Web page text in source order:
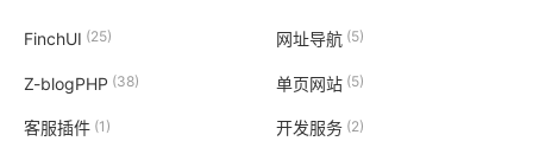
FinchUI (25) 网址导航(5)
Z-blogPHP (38) 单页网站(5)
客服插件 (1) 开发服务(2)